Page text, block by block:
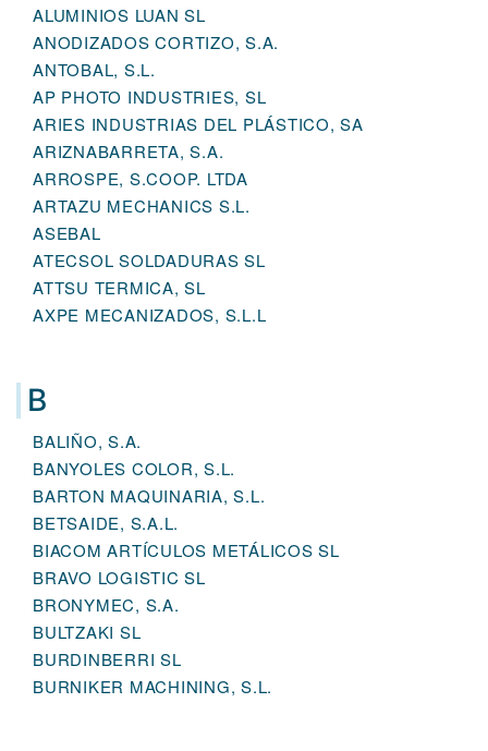
ALUMINIOS LUAN SL
ANODIZADOS CORTIZO, S.A.
ANTOBAL, S.L.
AP PHOTO INDUSTRIES, SL
ARIES INDUSTRIAS DEL PLÁSTICO, SA
ARIZNABARRETA, S.A.
ARROSPE, S.COOP. LTDA
ARTAZU MECHANICS S.L.
ASEBAL
ATECSOL SOLDADURAS SL
ATTSU TERMICA, SL
AXPE MECANIZADOS, S.L.L
B
BALIÑO, S.A.
BANYOLES COLOR, S.L.
BARTON MAQUINARIA, S.L.
BETSAIDE, S.A.L.
BIACOM ARTÍCULOS METÁLICOS SL
BRAVO LOGISTIC SL
BRONYMEC, S.A.
BULTZAKI SL
BURDINBERRI SL
BURNIKER MACHINING, S.L.